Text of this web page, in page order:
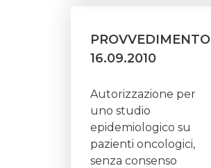
PROVVEDIMENTO
16.09.2010
Autorizzazione per
uno studio
epidemiologico su
pazienti oncologici,
senza consenso